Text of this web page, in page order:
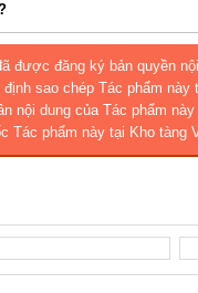
được đăng ký bản quyền
sao chép Tác phẩm này
nội dung của Tác phẩm
Tác phẩm này tại Kho tàng